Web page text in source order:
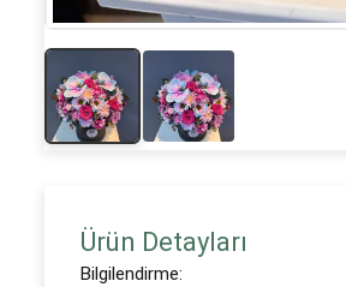
Ürün Detayları
Bilgilendirme: